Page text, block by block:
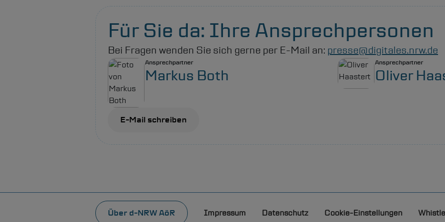
Für Sie da: Ihre Ansprechpersonen
Bei Fragen wenden Sie sich gerne per E-Mail an: presse@digitales.nrw.de
Ansprechpartner
Markus Both
Ansprechpartner
Oliver
E-Mail schreiben
Fußzeile
Über d-NRWAöR Impressum Datenschutz Cookie-Einstellungen